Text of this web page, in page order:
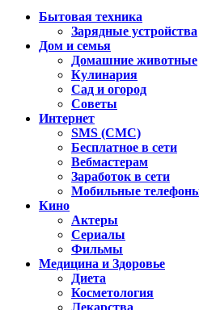
Бытовая техника
Зарядные устройства
Дом и семья
Домашние животные
Кулинария
Сад и огород
Советы
Интернет
SMS (СМС)
Бесплатное в сети
Вебмастерам
Заработок в сети
Мобильные
Кино
Актеры
Сериалы
Фильмы
Медицина и Здоровье
Диета
Косметология
Лекарства